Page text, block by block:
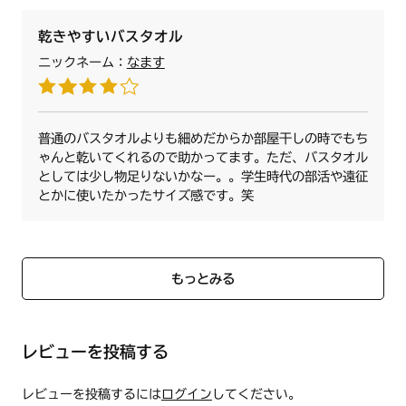
乾きやすいバスタオル
ニックネーム： なます
普通のバスタオルよりも細めだからか部屋干しの時でもち
ゃんと乾いてくれるので助かってます。ただ、バスタオル
としては少し物足りないかなー。。学生時代の部活や遠征
とかに使いたかったサイズ感です。笑
もっとみる
レビューを投稿する
レビューを投稿するにはログイン してください。